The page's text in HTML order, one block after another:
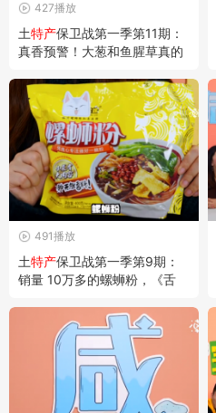
427播放
土特产保卫战第一季第11期：
真香预警！大葱和鱼腥草真的
491播放
土特产保卫战第一季第9期：
销量 10万多的螺蛳粉，《舌